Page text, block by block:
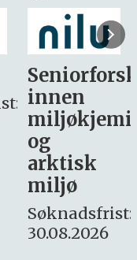
søker
– fast
Søknadsfrist:
16. august.